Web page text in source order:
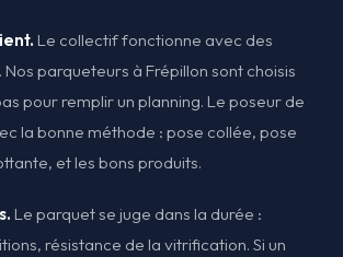
Le collectif fonctionne avec des
parqueteurs à Frépillon sont choisis
pour remplir un planning. Le poseur de
la bonne méthode : pose collée, pose
et les bons produits.
Le parquet se juge dans la durée :
résistance de la vitrification. Si un